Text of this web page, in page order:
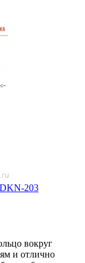
203
вокруг
и отлично